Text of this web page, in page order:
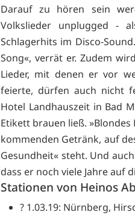
Darauf zu hören sein
Volkslieder unplugged -
Schlagerhits im Disco-
Song«, verrät er. Zudem
Lieder, mit denen er vor
feierte, dürfen auch nicht
Hotel Landhauszeit in Bad
Etikett brauen ließ.
kommenden Getränk, auf
Gesundheit« steht. Und
dass er noch viele Jahre auf
Stationen von Heinos
? 1.03.19: Nürnberg,